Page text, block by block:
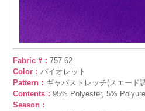
Fabric #：757-62
Color：バイオレット
Pattern： ギャバストレッチ(スエード
Contents：95% Polyester, 5%
Season：